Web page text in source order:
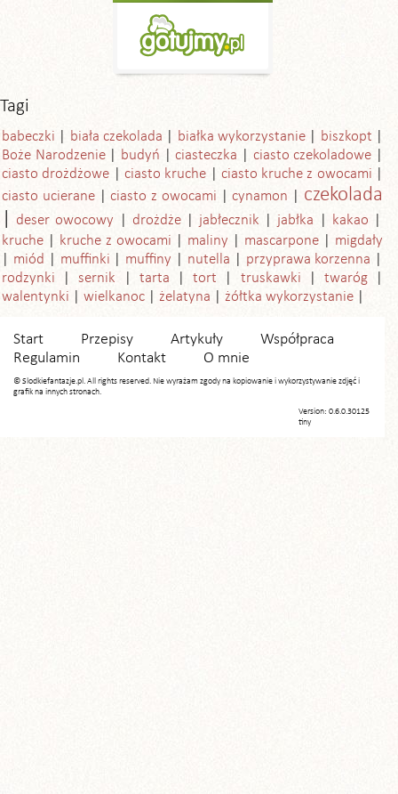
Tagi
babeczki biała czekolada białka wykorzystanie
biszkopt
Boże Narodzenie
budyń ciasteczka
ciasto czekoladowe
ciasto drożdżowe
ciasto kruche
ciasto kruche z owocami
ciasto ucierane
ciasto z owocami cynamon czekolada
deser owocowy drożdże jabłecznik jabłka
kakao
kruche
kruche z owocami maliny mascarpone
migdały
miód
muffinki muffiny nutella
przyprawa korzenna
rodzynki
sernik tarta tort truskawki
twaróg
walentynki
wielkanoc żelatyna żółtka wykorzystanie
Start Przepisy Artykuły
Współpraca
Regulamin
Kontakt O mnie
© Slodkiefantazje.pl. All rights reserved. Nie wyrażam zgody na kopiowanie i wykorzystywanie zdjęć i
grafik na innych stronach.
Version: 0.6.0.30125
tiny